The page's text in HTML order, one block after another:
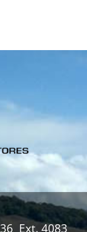
Ext. 4083